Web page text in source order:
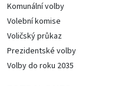
Komunální volby
Volební komise
Voličský průkaz
Prezidentské volby
Volby do roku 2035